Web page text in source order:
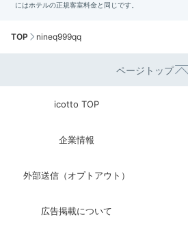
TOP nineq999qq
ページトップ
icotto TOP
企業情報
外部送信（オプトアウト）
広告掲載について